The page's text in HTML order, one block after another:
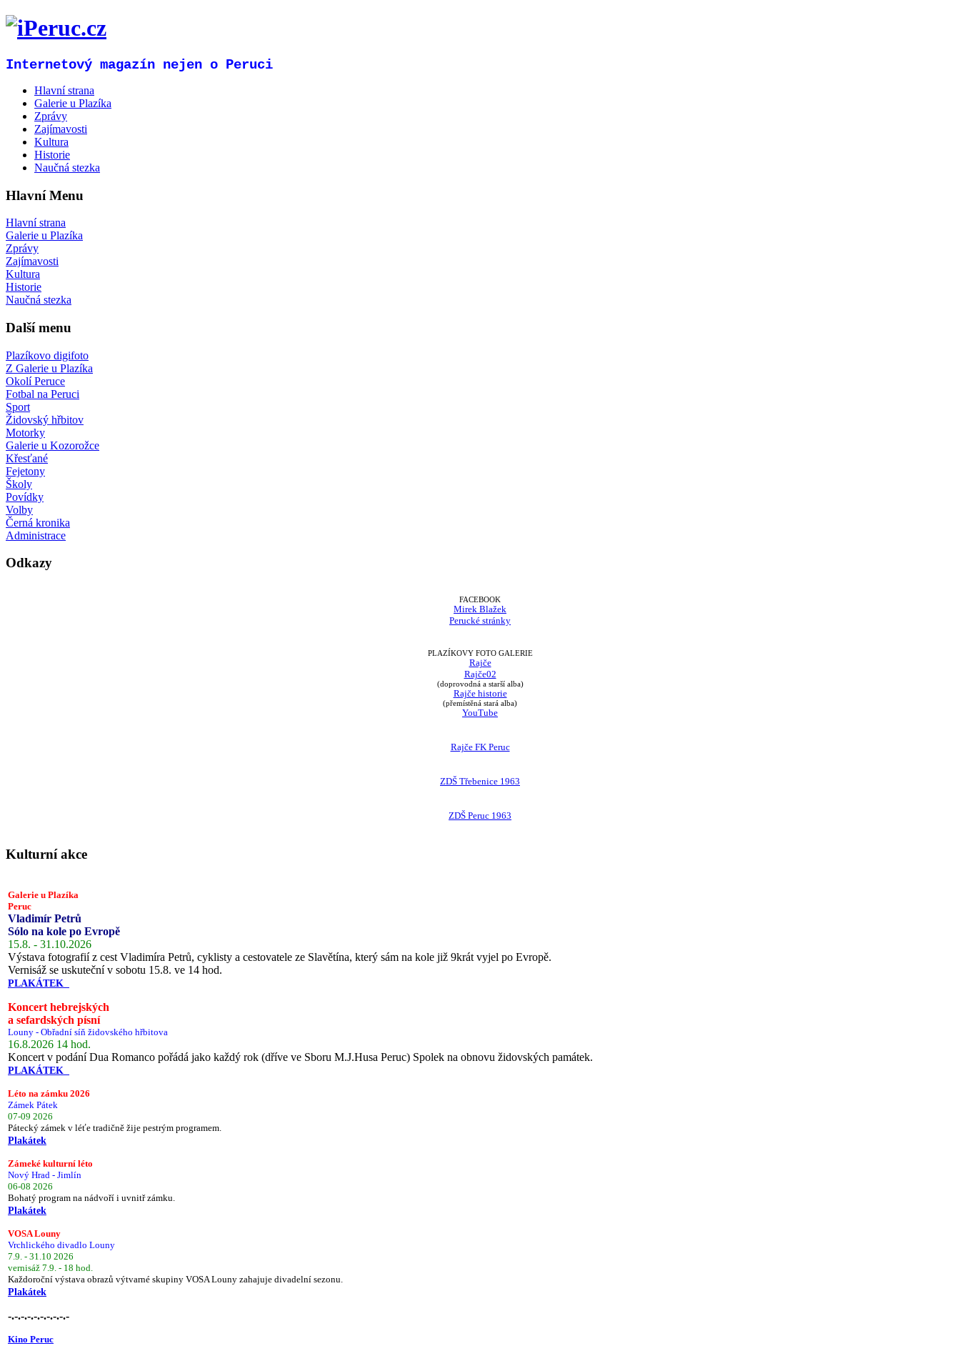
Internetový magazín nejen o Peruci
Hlavní strana
Galerie u Plazíka
Zprávy
Zajímavosti
Kultura
Historie
Naučná stezka
Hlavní Menu
Hlavní strana
Galerie u Plazíka
Zprávy
Zajímavosti
Kultura
Historie
Naučná stezka
Další menu
Plazíkovo digifoto
Z Galerie u Plazíka
Okolí Peruce
Fotbal na Peruci
Sport
Židovský hřbitov
Motorky
Galerie u Kozorožce
Křesťané
Fejetony
Školy
Povídky
Volby
Černá kronika
Administrace
Odkazy
FACEBOOK
Mirek Blažek
Perucké stránky
PLAZÍKOVY FOTO GALERIE
Rajče
Rajče02
(doprovodná a starší alba)
Rajče historie
(přemístěná stará alba)
YouTube
Rajče FK Peruc
ZDŠ Třebenice 1963
ZDŠ Peruc 1963
Kulturní akce
Galerie u Plazíka
Peruc
Vladimír Petrů
Sólo na kole po Evropě
15.8. - 31.10.2026
Výstava fotografií z cest Vladimíra Petrů, cyklisty a cestovatele ze Slavětína, který sám na kole již 9krát vyjel po Evropě.
Vernisáž se uskuteční v sobotu 15.8. ve 14 hod.
PLAKÁTEK
Koncert hebrejských
a sefardských písní
Louny - Obřadní síň židovského hřbitova
16.8.2026 14 hod.
Koncert v podání Dua Romanco pořádá jako každý rok (dříve ve Sboru M.J.Husa Peruc) Spolek na obnovu židovských památek.
PLAKÁTEK
Léto na zámku 2026
Zámek Pátek
07-09 2026
Pátecký zámek v léťe tradičně žije pestrým programem.
Plakátek
Zámeké kulturní léto
Nový Hrad - Jimlín
06-08 2026
Bohatý program na nádvoří i uvnitř zámku.
Plakátek
VOSA Louny
Vrchlického divadlo Louny
7.9. - 31.10 2026
vernisáž 7.9. - 18 hod.
Každoroční výstava obrazů výtvarné skupiny VOSA Louny zahajuje divadelní sezonu.
Plakátek
-.-.-.-.-.-.-.-.-.-
Kino Peruc